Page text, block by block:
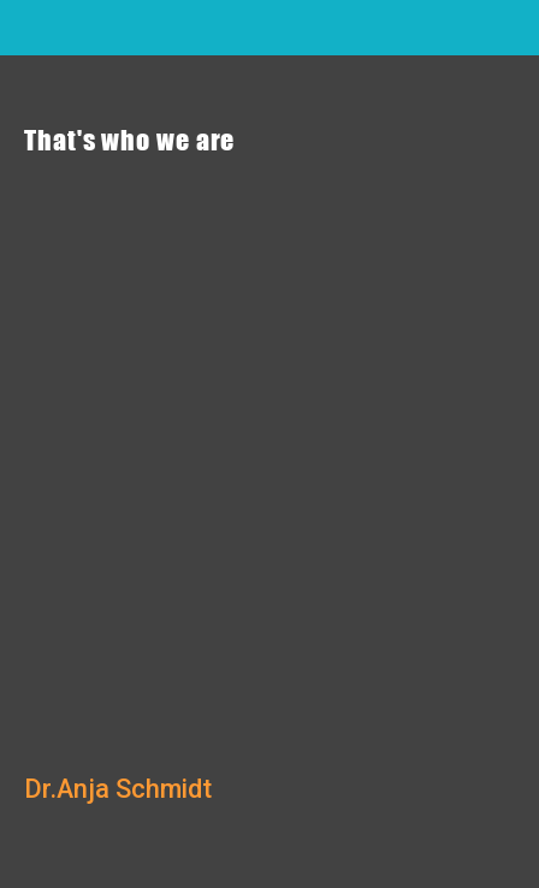
That's who we are
Dr.Anja Schmidt